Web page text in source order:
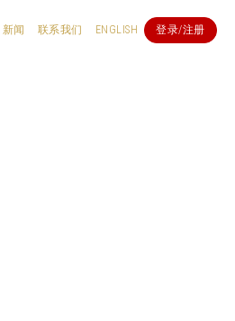
新闻 联系我们 ENGLISH 登录/注册